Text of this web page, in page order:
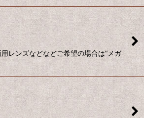
レンズなどなどご希望の場合は”メガ